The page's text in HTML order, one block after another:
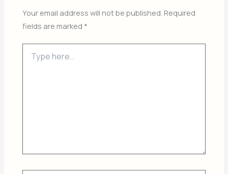
Your email address will not be published. Required
fields are marked *
here..